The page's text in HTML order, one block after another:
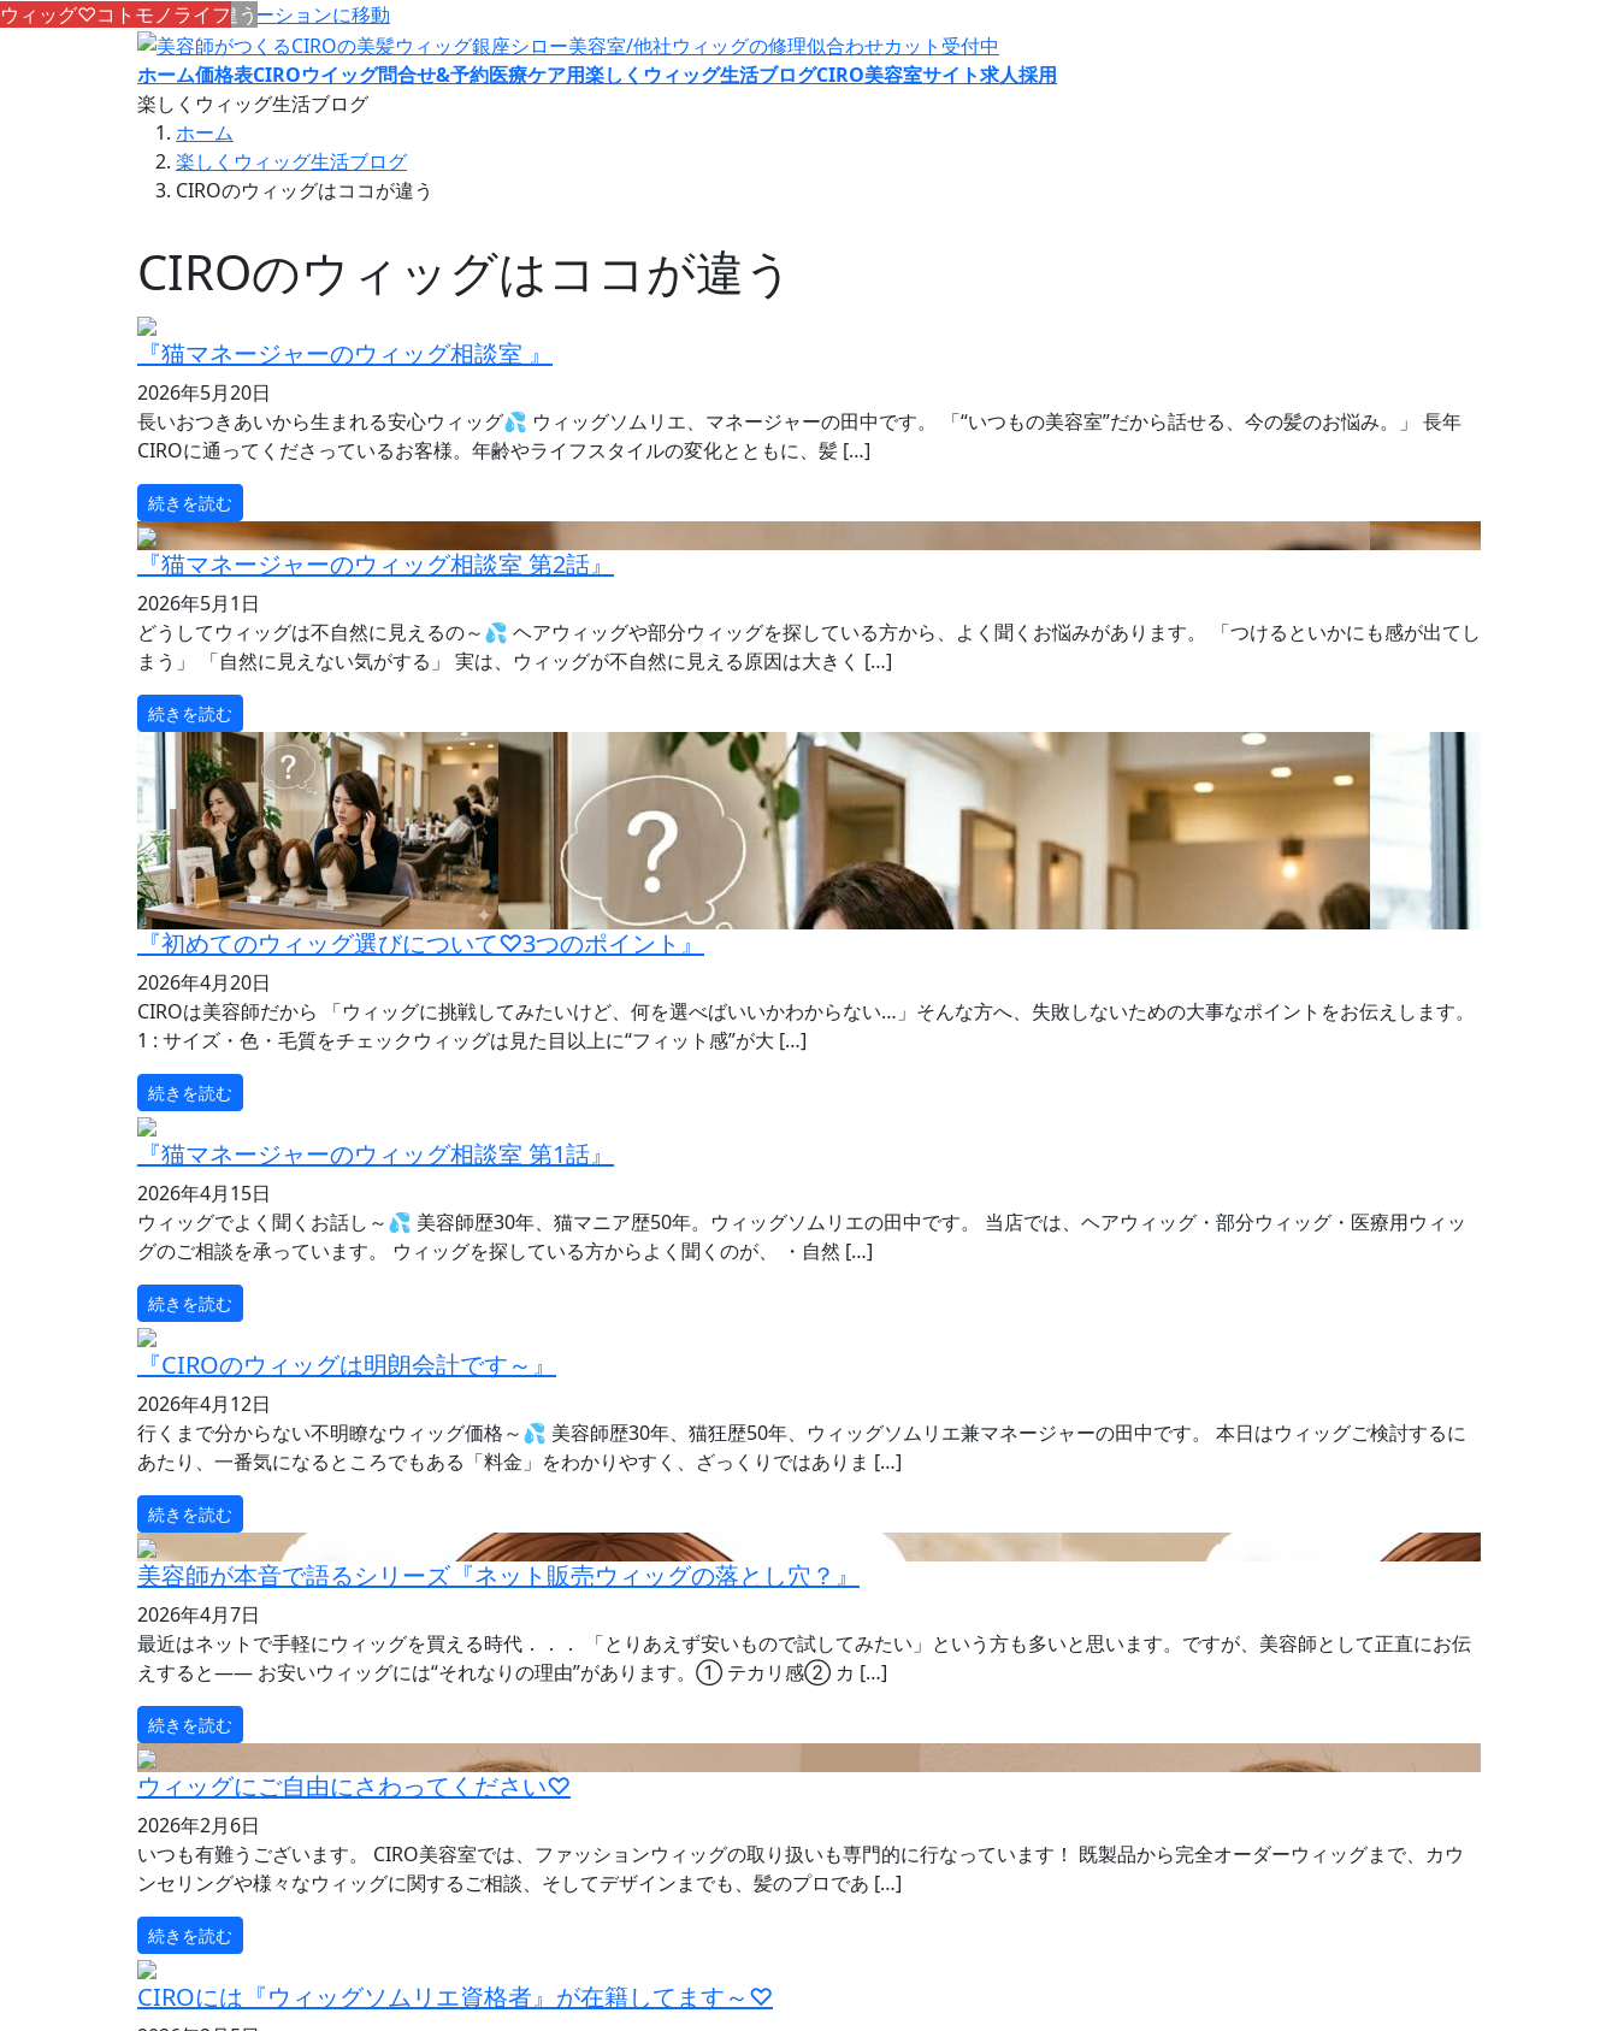
コンテンツへスキップ ナビゲーションに移動
ホーム価格表CIROウイッグ問合せ&予約医療ケア用楽しくウィッグ生活ブログCIRO美容室サイト求人採用
楽しくウィッグ生活ブログ
ホーム
楽しくウィッグ生活ブログ
CIROのウィッグはココが違う
CIROのウィッグはココが違う
CIROのウィッグはココが違う
『猫マネージャーのウィッグ相談室 』
2026年5月20日
長いおつきあいから生まれる安心ウィッグ💦 ウィッグソムリエ、マネージャーの田中です。 「“いつもの美容室”だから話せる、今の髪のお悩み。」 長年
CIROに通ってくださっているお客様。年齢やライフスタイルの変化とともに、髪 […]
続きを読む
CIROのウィッグはココが違う
『猫マネージャーのウィッグ相談室 第2話』
2026年5月1日
どうしてウィッグは不自然に見えるの～💦 ヘアウィッグや部分ウィッグを探している方から、よく聞くお悩みがあります。 「つけるといかにも感が出てし
まう」 「自然に見えない気がする」 実は、ウィッグが不自然に見える原因は大きく […]
続きを読む
CIROのウィッグはココが違う
『初めてのウィッグ選びについて♡3つのポイント』
2026年4月20日
CIROは美容師だから 「ウィッグに挑戦してみたいけど、何を選べばいいかわからない…」そんな方へ、失敗しないための大事なポイントをお伝えします。
1 : サイズ・色・毛質をチェックウィッグは見た目以上に“フィット感”が大 […]
続きを読む
CIROのウィッグはココが違う
『猫マネージャーのウィッグ相談室 第1話』
2026年4月15日
ウィッグでよく聞くお話し～💦 美容師歴30年、猫マニア歴50年。ウィッグソムリエの田中です。 当店では、ヘアウィッグ・部分ウィッグ・医療用ウィッ
グのご相談を承っています。 ウィッグを探している方からよく聞くのが、 ・自然 […]
続きを読む
CIROのウィッグはココが違う
『CIROのウィッグは明朗会計です～』
2026年4月12日
行くまで分からない不明瞭なウィッグ価格～💦 美容師歴30年、猫狂歴50年、ウィッグソムリエ兼マネージャーの田中です。 本日はウィッグご検討するに
あたり、一番気になるところでもある「料金」をわかりやすく、ざっくりではありま […]
続きを読む
CIROのウィッグはココが違う
美容師が本音で語るシリーズ『ネット販売ウィッグの落とし穴？』
2026年4月7日
最近はネットで手軽にウィッグを買える時代．．． 「とりあえず安いもので試してみたい」という方も多いと思います。ですが、美容師として正直にお伝
えすると―― お安いウィッグには“それなりの理由”があります。① テカリ感② カ […]
続きを読む
CIROのウィッグはココが違う
ウィッグにご自由にさわってください♡
2026年2月6日
いつも有難うございます。 CIRO美容室では、ファッションウィッグの取り扱いも専門的に行なっています！ 既製品から完全オーダーウィッグまで、カウ
ンセリングや様々なウィッグに関するご相談、そしてデザインまでも、髪のプロであ […]
続きを読む
CIROのウィッグはココが違う
CIROには『ウィッグソムリエ資格者』が在籍してます～♡
CIROのウィッグはココが違う
CIROのウィッグはココが違う
CIROのウィッグはココが違う
CIROのウィッグはココが違う
CIROのウィッグはココが違う
CIROのウィッグはココが違う
CIROのウィッグはココが違う
CIROのウィッグはココが違う
ウィッグ♡コトモノライフ
ウィッグ♡コトモノライフ